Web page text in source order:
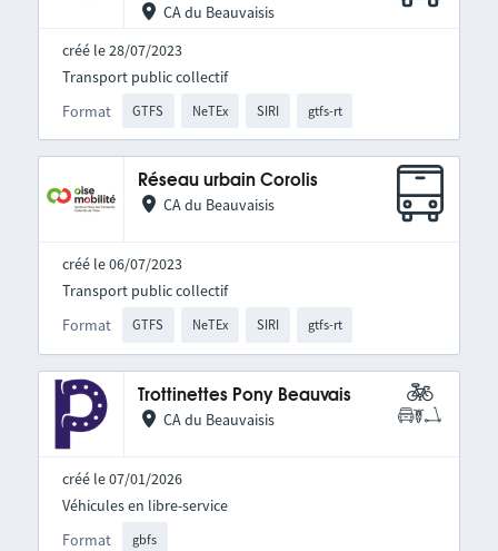
CA du Beauvaisis
créé le 28/07/2023
Format GTFS NeTEx SIRI gtfs-rt
Transport public collectif
Réseau urbain Corolis
CA du Beauvaisis
créé le 06/07/2023
Format GTFS NeTEx SIRI gtfs-rt
Transport public collectif
Trottinettes Pony Beauvais
CA du Beauvaisis
créé le 07/01/2026
Format gbfs
Véhicules en libre-service